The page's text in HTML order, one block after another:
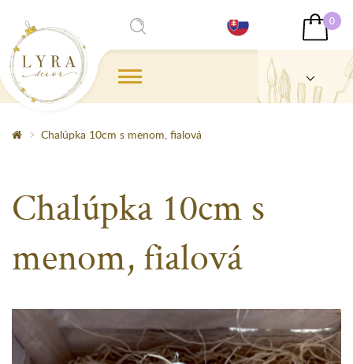
0
Chalúpka 10cm s menom, fialová
Chalúpka 10cm s
menom, fialová